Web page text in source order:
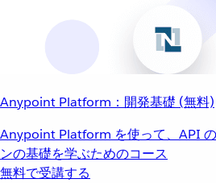
Anypoint Platform：開発基礎 (無料)
Anypoint Platform を使って、API
ンの基礎を学ぶためのコース
無料で受講する